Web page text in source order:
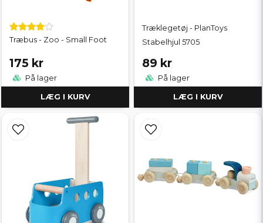
Træbus - Zoo - Small Foot
175 kr
På lager
LÆG I KURV
Træklegetøj - PlanToys
Stabelhjul 5705
89 kr
På lager
LÆG I KURV